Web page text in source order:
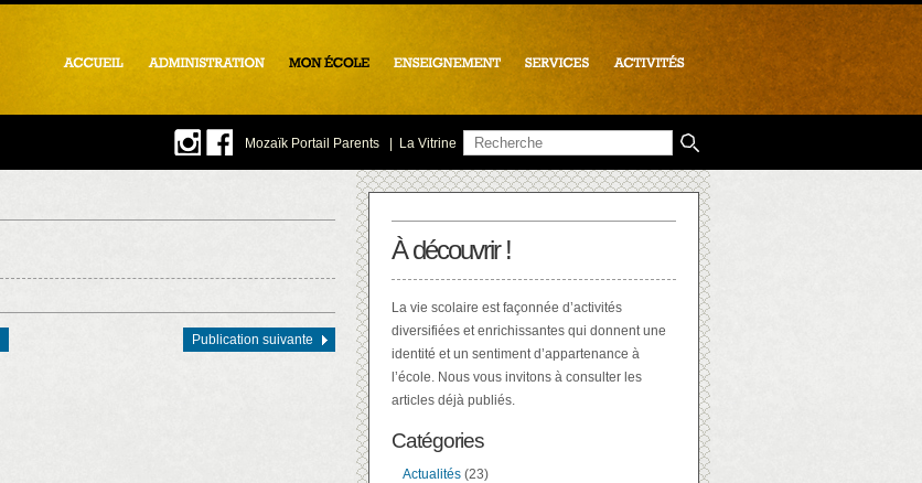
Mozaïk Portail Parents La Vitrine
Publication suivante
À découvrir !
La vie scolaire est façonnée d’activités
diversifiées et enrichissantes qui donnent une
identité et un sentiment d’appartenance à
l’école. Nous vous invitons à consulter les
articles déjà publiés.
Catégories
Actualités (23)